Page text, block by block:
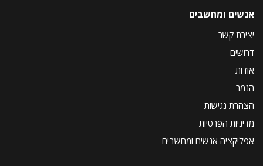
אנשים ומחשבים
יצירת קשר
דרושים
אודות
הנמר
הצהרת נגישות
מדיניות הפרטיות
אפליקציה אנשים ומחשבים